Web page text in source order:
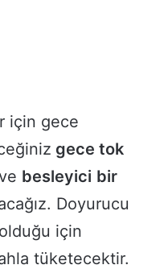
için gece
gece tok
besleyici bir
Doyurucu
için
tüketecektir.